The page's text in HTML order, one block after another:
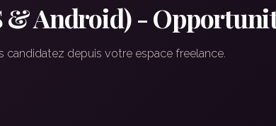
& Android) -
candidatez depuis votre espace freelance.